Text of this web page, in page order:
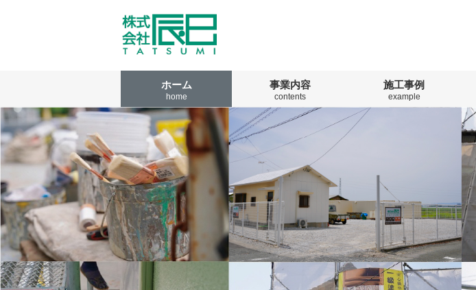
ホーム
home
事業内容
contents
施工事例
example